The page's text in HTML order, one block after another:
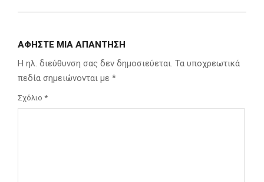
ΑΦΉΣΤΕ ΜΙΑ ΑΠΆΝΤΗΣΗ
Η ηλ. διεύθυνση σας δεν δημοσιεύεται. Τα υποχρεωτικά
πεδία σημειώνονται με *
Σχόλιο *